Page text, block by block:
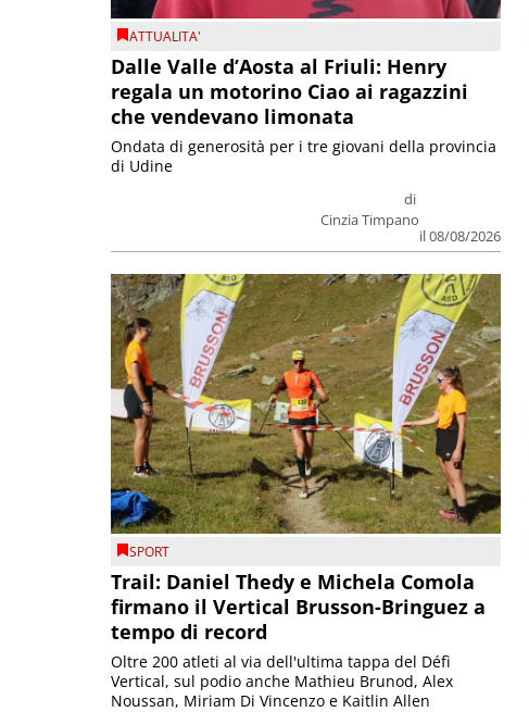
ATTUALITA'
Dalle Valle d’Aosta al Friuli: Henry
regala un motorino Ciao ai ragazzini
che vendevano limonata
di
Cinzia Timpano
il 08/08/2026
Ondata di generosità per i tre giovani della provincia
di Udine
SPORT
Trail: Daniel Thedy e Michela Comola
firmano il Vertical Brusson-Bringuez a
tempo di record
Oltre 200 atleti al via dell'ultima tappa del Défì
Vertical, sul podio anche Mathieu Brunod, Alex
Noussan, Miriam Di Vincenzo e Kaitlin Allen